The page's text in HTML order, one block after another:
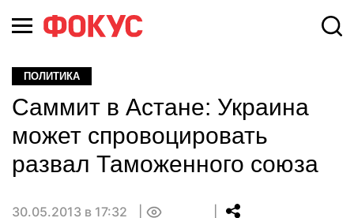
ПОЛИТИКА
Саммит в Астане: Украина
может спровоцировать
развал Таможенного союза
30.05.2013 в 17:32